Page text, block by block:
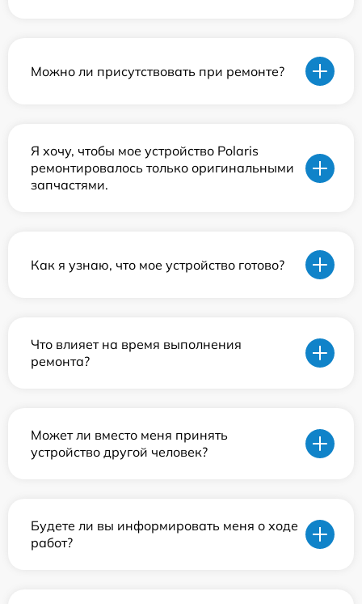
Можно ли присутствовать при ремонте?
Я хочу, чтобы мое устройство Polaris
ремонтировалось только оригинальными
запчастями.
Как я узнаю, что мое устройство готово?
Что влияет на время выполнения
ремонта?
Может ли вместо меня принять
устройство другой человек?
Будете ли вы информировать меня о ходе
работ?